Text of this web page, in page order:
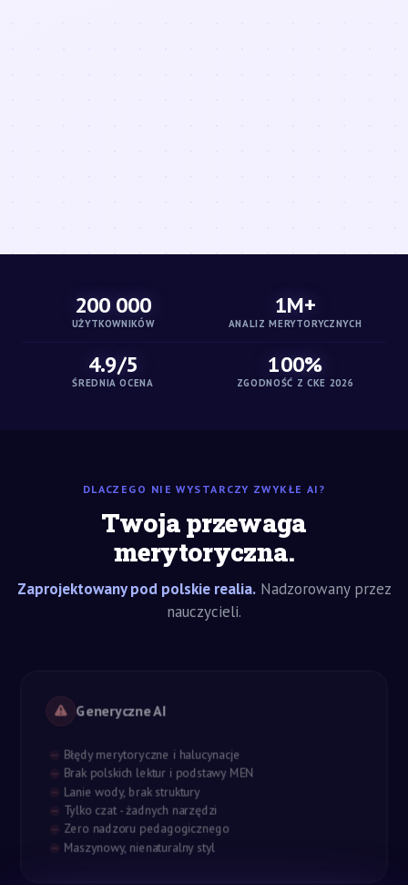
200 000
UŻYTKOWNIKÓW
1M+
ANALIZ MERYTORYCZNYCH
4.9/5
ŚREDNIA OCENA
100%
ZGODNOŚĆ Z CKE 2026
DLACZEGO NIE WYSTARCZY ZWYKŁE AI?
Twoja przewaga
merytoryczna.
Zaprojektowany pod polskie realia.Nadzorowany przez
nauczycieli.
Generyczne AI
Błędy merytoryczne i halucynacje
Brak polskich lektur i podstawy MEN
Lanie wody, brak struktury
Tylko czat - żadnych narzędzi
Zero nadzoru pedagogicznego
Maszynowy, nienaturalny styl